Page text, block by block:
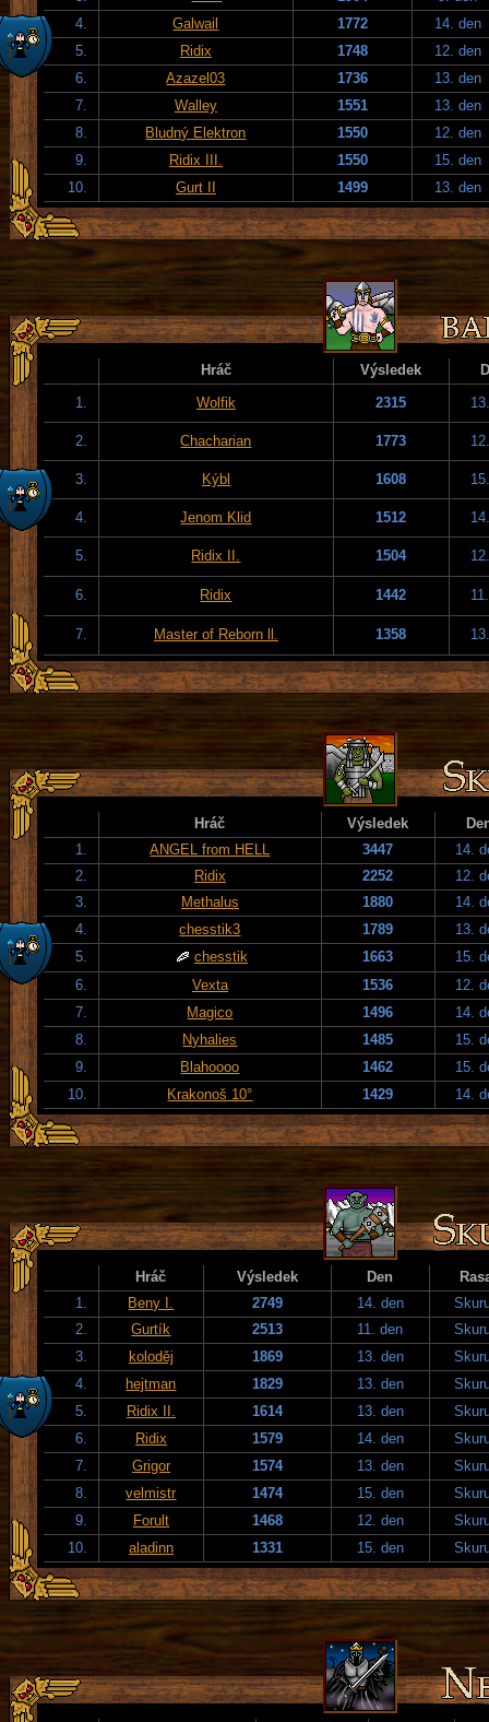
4.
Galwail 1772
14. den
5.
Ridix 1748
12. den
6.
Azazel03 1736
13. den
7.
Walley 1551
13. den
8.
Bludný Elektron 1550
12. den
9.
Ridix III. 1550
15. den
10.
Gurt II 1499 13. den
Hráč Výsledek
1.
Wolfik 2315
2. Chacharian 1773
3. Kýbl 1608
4. Jenom Klid 1512
5. Ridix II. 1504
6. Ridix 1442
7. Master of Reborn ll. 1358
Hráč Výsledek
1.
ANGEL from HELL 3447
14.
2.
Ridix 2252
12.
3.
Methalus 1880
14.
4.
chesstik3 1789
13.
5.
chesstik 1663
15.
6.
Vexta 1536
12.
7.
Magico 1496
14.
8.
Nyhalies 1485
15.
9.
Blahoooo 1462
15.
10.
Krakonoš 10° 1429 14.
Hráč Výsledek Den
1.
Beny I. 2749 14. den
2.
Gurtík 2513 11. den
3.
koloděj 1869 13. den
4.
hejtman 1829 13. den
5.
Ridix II. 1614 13. den
6.
Ridix 1579 14. den
7.
Grigor 1574 13. den
8.
velmistr 1474 15. den
9.
Forult 1468 12. den
10.
aladinn 1331 15. den